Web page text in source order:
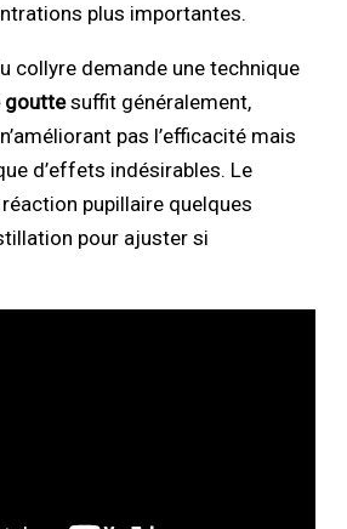
plus importantes.
collyre demande une technique
gouttesuffit généralement,
pas l’efficacité mais
d’effets indésirables. Le
pupillaire quelques
pour ajuster si